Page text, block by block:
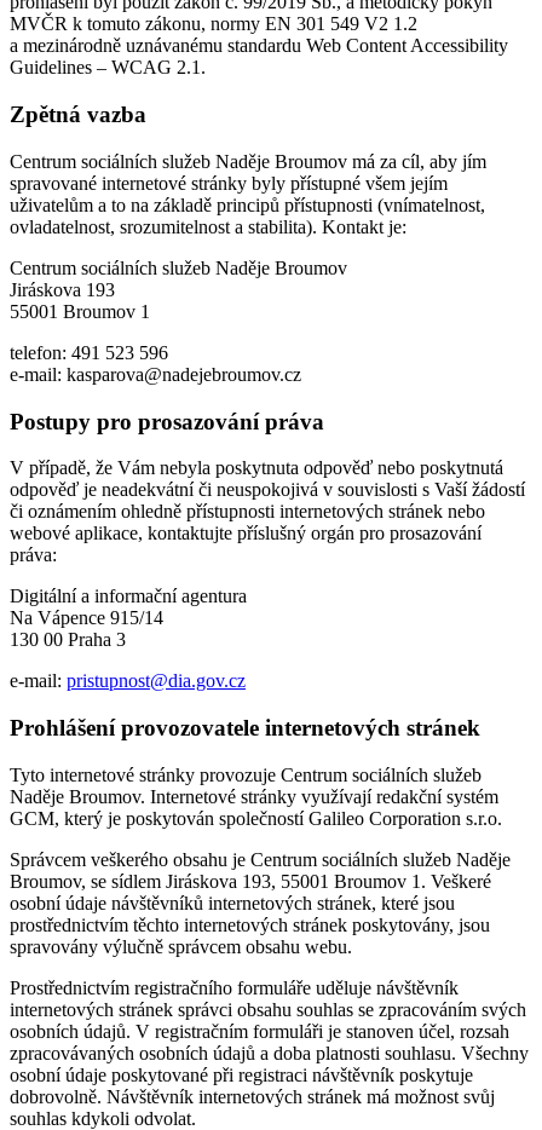
MVČR k tomuto zákonu, normy EN 301 549 V2 1.2
a mezinárodně uznávanému standardu Web Content Accessibility
Guidelines – WCAG 2.1.
Zpětná vazba
Centrum sociálních služeb Naděje Broumov má za cíl, aby jím
spravované internetové stránky byly přístupné všem jejím
uživatelům a to na základě principů přístupnosti (vnímatelnost,
ovladatelnost, srozumitelnost a stabilita). Kontakt je:
Centrum sociálních služeb Naděje Broumov
Jiráskova 193
55001 Broumov 1
telefon: 491 523 596
e-mail: kasparova@nadejebroumov.cz
Postupy pro prosazování práva
V případě, že Vám nebyla poskytnuta odpověď nebo poskytnutá
odpověď je neadekvátní či neuspokojivá v souvislosti s Vaší žádostí
či oznámením ohledně přístupnosti internetových stránek nebo
webové aplikace, kontaktujte příslušný orgán pro prosazování
práva:
Digitální a informační agentura
Na Vápence 915/14
130 00 Praha 3
e-mail: pristupnost@dia.gov.cz
Prohlášení provozovatele internetových stránek
Tyto internetové stránky provozuje Centrum sociálních služeb
Naděje Broumov. Internetové stránky využívají redakční systém
GCM, který je poskytován společností Galileo Corporation s.r.o.
Správcem veškerého obsahu je Centrum sociálních služeb Naděje
Broumov, se sídlem Jiráskova 193, 55001 Broumov 1. Veškeré
osobní údaje návštěvníků internetových stránek, které jsou
prostřednictvím těchto internetových stránek poskytovány, jsou
spravovány výlučně správcem obsahu webu.
Prostřednictvím registračního formuláře uděluje návštěvník
internetových stránek správci obsahu souhlas se zpracováním svých
osobních údajů. V registračním formuláři je stanoven účel, rozsah
zpracovávaných osobních údajů a doba platnosti souhlasu. Všechny
osobní údaje poskytované při registraci návštěvník poskytuje
dobrovolně. Návštěvník internetových stránek má možnost svůj
souhlas kdykoli odvolat.